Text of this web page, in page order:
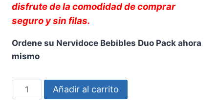
disfrute de la comodidad de comprar
seguro y sin filas.
Ordene su Nervidoce Bebibles Duo Pack ahora
mismo
Nervidoce
Bebibles
Añadir al carrito